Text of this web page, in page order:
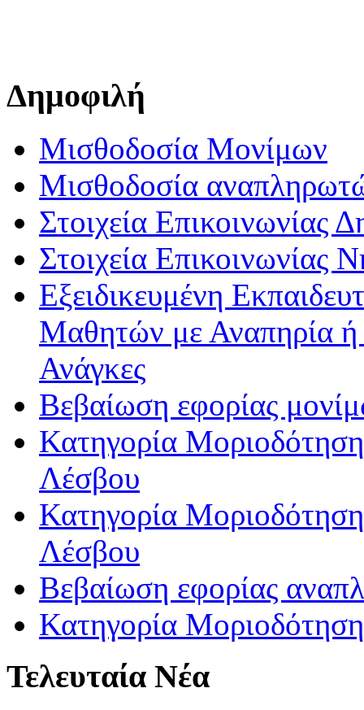
Δημοφιλή
Μισθοδοσία Μονίμων
Μισθοδοσία
Στοιχεία Επικοινωνίας
Στοιχεία Επικοινωνίας
Εξειδικευμένη
Μαθητών με Αναπηρία ή /
Ανάγκες
Βεβαίωση εφορίας
Κατηγορία
Λέσβου
Κατηγορία
Λέσβου
Βεβαίωση εφορίας
Κατηγορία
Τελευταία Νέα